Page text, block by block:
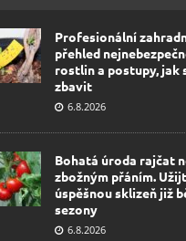
Profesionální
přehled
rostlin a postupy, jak
zbavit
6.8.2026
Bohatá úroda rajčat
zbožným přáním.
úspěšnou sklizeň již
sezony
6.8.2026